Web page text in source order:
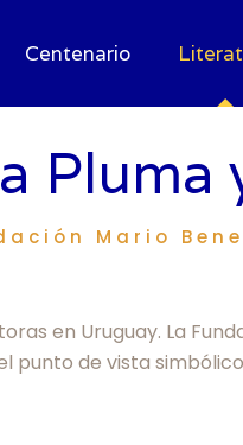
Centenario
Pluma
Mario
en Uruguay. La
punto de vista